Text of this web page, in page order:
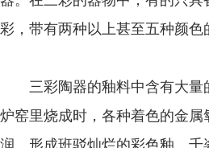
彩，带有两种以上甚至五种颜色
三彩陶器的釉料中含有大量
炉窑里烧成时，各种着色的金
润，形成班驳灿烂的彩色釉，千